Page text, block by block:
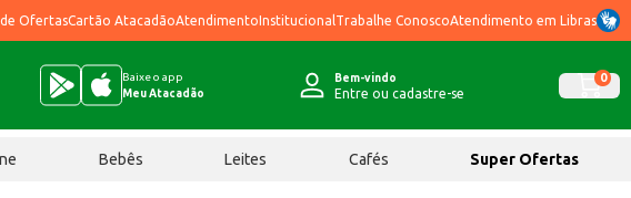
OfertasCartão AtacadãoAtendimentoInstitucional Trabalhe ConoscoAtendimento em Libras
Baixe o app
Meu Atacadão
Bem-vindo
Entre ou cadastre-se
0
Bebês Leites Cafés Super Ofertas